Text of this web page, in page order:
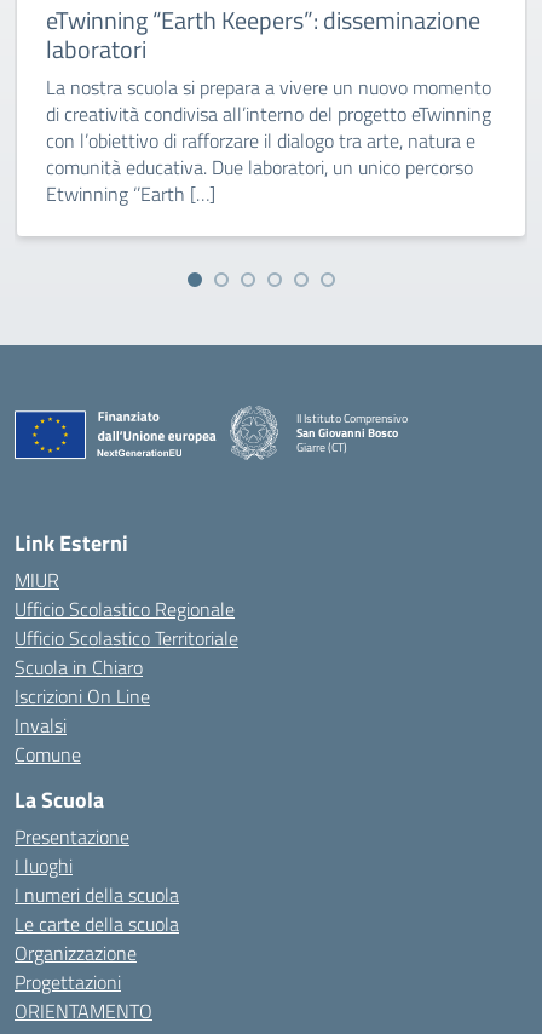
eTwinning “Earth Keepers”: disseminazione
laboratori
La nostra scuola si prepara a vivere un nuovo momento
di creatività condivisa all’interno del progetto eTwinning
con l’obiettivo di rafforzare il dialogo tra arte, natura e
comunità educativa. Due laboratori, un unico percorso
Etwinning ‘’Earth […]
II Istituto Comprensivo
San Giovanni Bosco
Giarre (CT)
Link Esterni
MIUR
Ufficio Scolastico Regionale
Ufficio Scolastico Territoriale
Scuola in Chiaro
Iscrizioni On Line
Invalsi
Comune
La Scuola
Presentazione
I luoghi
I numeri della scuola
Le carte della scuola
Organizzazione
Progettazioni
ORIENTAMENTO